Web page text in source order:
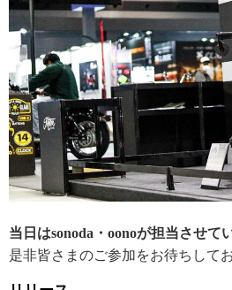
当日はsonoda・oonoが担当させて
是非皆さまのご参加をお待ちして